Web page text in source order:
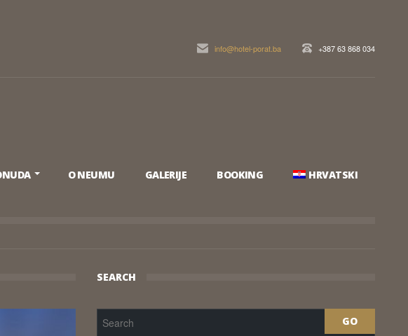
info@hotel-porat.ba +387 63 868 034
O NEUMU GALERIJE BOOKING HRVATSKI
SEARCH